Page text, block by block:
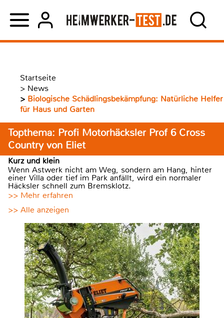
Startseite
> News
> Biologische Schädlingsbekämpfung: Natürliche Helfer
für Haus und Garten
Topthema: Profi Motorhäcksler Prof 6 Cross
Country von Eliet
Kurz und klein
Wenn Astwerk nicht am Weg, sondern am Hang, hinter
einer Villa oder tief im Park anfällt, wird ein normaler
Häcksler schnell zum Bremsklotz.
>> Mehr erfahren
>> Alle anzeigen